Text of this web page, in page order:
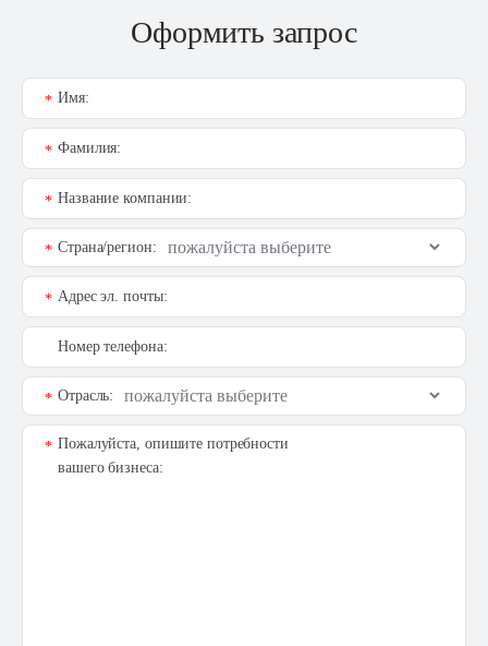
Оформить запрос
Имя:
*
Фамилия:
*
Название компании:
*
Страна/регион:
*
Адрес эл. почты:
*
Номер телефона:
Отрасль:
*
Пожалуйста, опишите потребности
вашего бизнеса:
*